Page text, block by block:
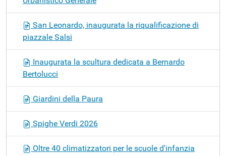
San Leonardo, inaugurata la riqualificazione di
piazzale Salsi
Inaugurata la scultura dedicata a Bernardo
Bertolucci
Giardini della Paura
Spighe Verdi 2026
Oltre 40 climatizzatori per le scuole d'infanzia